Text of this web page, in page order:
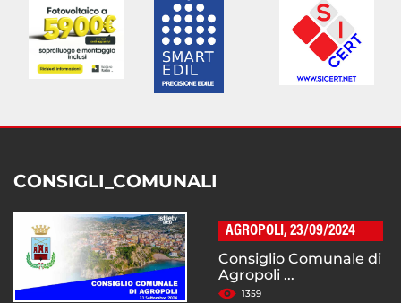
CONSIGLI_COMUNALI
AGROPOLI, 23/09/2024
Consiglio Comunale di
Agropoli ...
1359